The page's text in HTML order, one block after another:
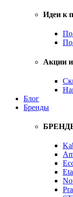
Идеи к
Акции
Блог
Бренды